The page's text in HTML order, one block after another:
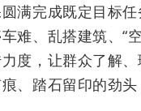
满完成既定目标任
难、乱搭建筑、“
度，让群众了解
、踏石留印的劲